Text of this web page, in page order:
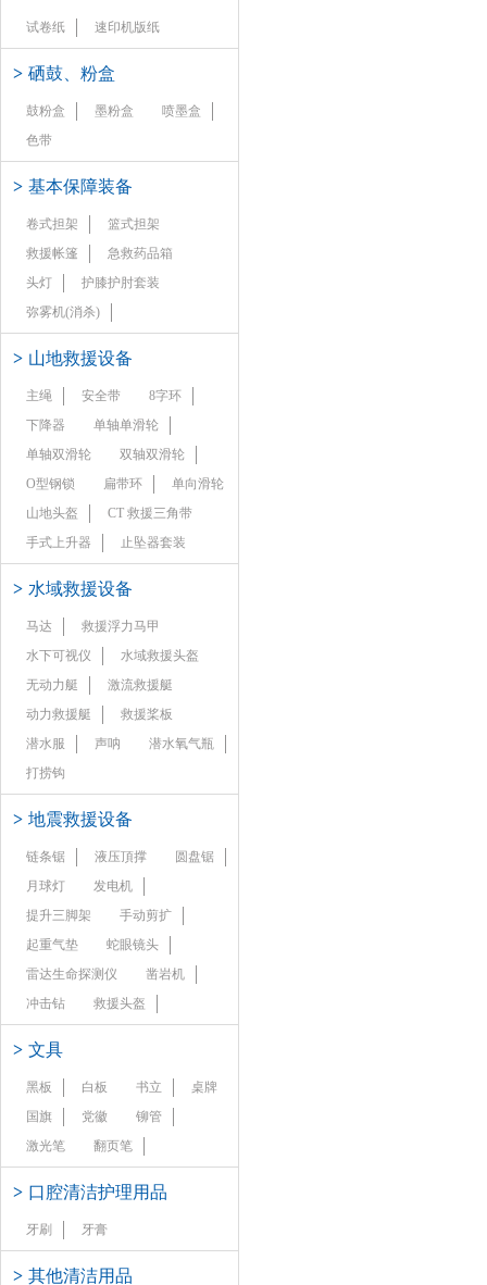
试卷纸 速印机版纸
> 硒鼓、粉盒
鼓粉盒 墨粉盒
喷墨盒
色带
> 基本保障装备
卷式担架
篮式担架
救援帐篷
急救药品箱
头灯
护膝护肘套装
弥雾机(消杀)
> 山地救援设备
主绳 安全带
8字环
下降器
单轴单滑轮
单轴双滑轮
双轴双滑轮
O型钢锁
扁带环
单向滑轮
山地头盔
CT 救援三角带
手式上升器
止坠器套装
> 水域救援设备
马达
救援浮力马甲
水下可视仪
水域救援头盔
无动力艇
激流救援艇
动力救援艇
救援桨板
潜水服
声呐
潜水氧气瓶
打捞钩
> 地震救援设备
链条锯 液压頂撑
圆盘锯
月球灯
发电机
提升三脚架
手动剪扩
起重气垫
蛇眼镜头
雷达生命探测仪
凿岩机
冲击钻
救援头盔
> 文具
黑板 白板 书立
桌牌
国旗
党徽
铆管
激光笔
翻页笔
> 口腔清洁护理用品
牙刷 牙膏
> 其他清洁用品